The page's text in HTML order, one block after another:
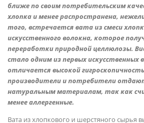
ближе по своим потребительским
хлопка и менее распространена,
того, встречается вата из смеси
искусственного волокна, которое
переработки природной целлюлозы.
стало одним из первых искусственных
отличается высокой
производители и потребители
натуральным материалам, так как
менее аллергенные.
Вата из хлопкового и шерстяного сырья